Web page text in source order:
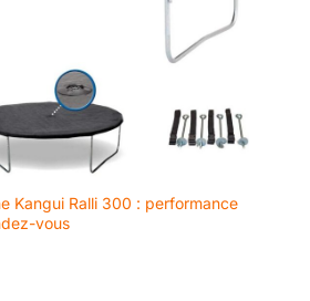
Kangui Ralli 300 : performance
vous